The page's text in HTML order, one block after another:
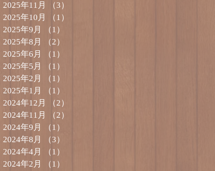
2025年11月
（3）
2025年10月
（1）
2025年9月
（1）
2025年8月
（2）
2025年6月
（1）
2025年5月
（1）
2025年2月
（1）
2025年1月
（1）
2024年12月
（2）
2024年11月
（2）
2024年9月
（1）
2024年8月
（3）
2024年4月
（1）
2024年2月
（1）